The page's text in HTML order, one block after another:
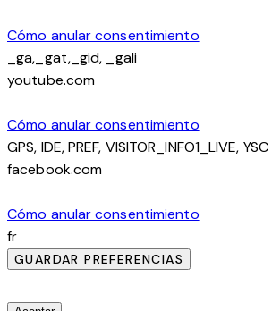
Cómo anular consentimiento
_ga,_gat,_gid, _gali
youtube.com
Cómo anular consentimiento
GPS, IDE, PREF, VISITOR_INFO1_LIVE, YSC
facebook.com
Cómo anular consentimiento
fr